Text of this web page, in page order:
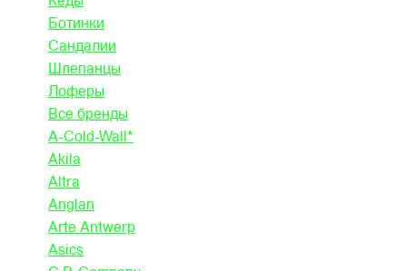
Ботинки
Сандалии
Шлепанцы
Лоферы
Все бренды
A-Cold-Wall*
Akila
Altra
Anglan
Arte Antwerp
Asics